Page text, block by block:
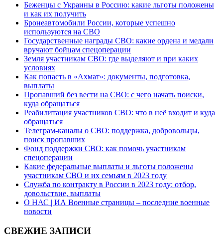
Беженцы с Украины в Россию: какие льготы положены
и как их получить
Бронеавтомобили России, которые успешно
используются на СВО
Государственные награды СВО: какие ордена и медали
вручают бойцам спецоперации
Земля участникам СВО: где выделяют и при каких
условиях
Как попасть в «Ахмат»: документы, подготовка,
выплаты
Пропавший без вести на СВО: с чего начать поиски,
куда обращаться
Реабилитация участников СВО: что в неё входит и куда
обращаться
Телеграм-каналы о СВО: поддержка, добровольцы,
поиск пропавших
Фонд поддержки СВО: как помочь участникам
спецоперации
Какие федеральные выплаты и льготы положены
участникам СВО и их семьям в 2023 году
Служба по контракту в России в 2023 году: отбор,
довольствие, выплаты
О НАС | ИА Военные страницы – последние военные
новости
СВЕЖИЕ ЗАПИСИ